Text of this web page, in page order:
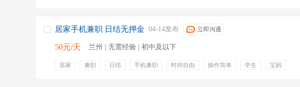
居家手机兼职 日结无押金 04-14发布 立即沟通
50元/天 兰州 | 无需经验 | 初中及以下
居家 兼职 日结 手机兼职 时间自由 操作简单 学生
宝妈